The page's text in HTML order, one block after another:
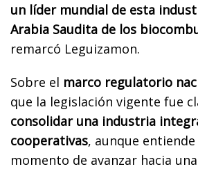
un líder mundial de esta
Arabia Saudita de los
remarcó Leguizamon.
Sobre el marco regulatorio
que la legislación vigente fue
consolidar una industria
cooperativas, aunque
momento de avanzar hacia